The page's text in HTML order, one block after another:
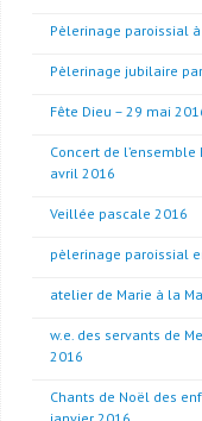
Pèlerinage paroissial
Pèlerinage jubilaire
Fête Dieu – 29 mai
Concert de l’ensemble
avril 2016
Veillée pascale 2016
pèlerinage paroissial
atelier de Marie à la
w.e. des servants de
2016
Chants de Noël des